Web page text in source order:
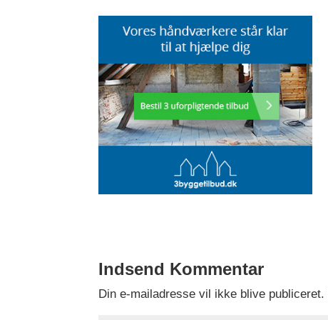
Indsend Kommentar
Din e-mailadresse vil ikke blive publiceret.